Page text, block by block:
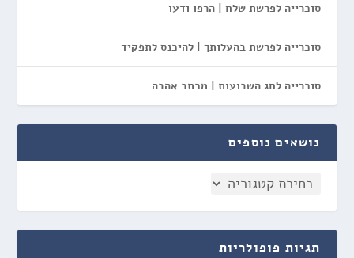
סוכרייה לפרשת שלח | הרפו ודעו
סוכרייה לפרשת בהעלותך | להיכנס לתפקיד
סוכרייה לחג השבועות | מכתב אהבה
נושאים נוספים
תגיות פופולריות